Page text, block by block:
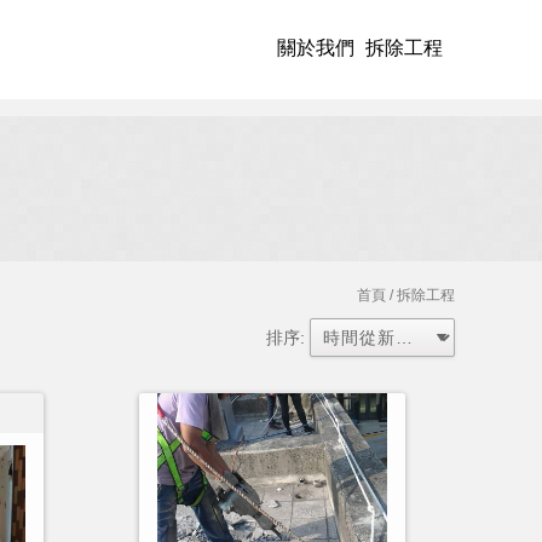
關於我們 拆除工程
首頁 / 拆除工程
排序: